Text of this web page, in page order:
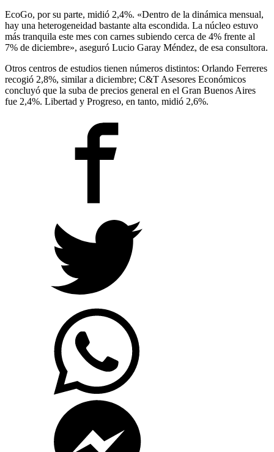
EcoGo, por su parte, midió 2,4%. «Dentro de la dinámica mensual,
hay una heterogeneidad bastante alta escondida. La núcleo estuvo
más tranquila este mes con carnes subiendo cerca de 4% frente al
7% de diciembre», aseguró Lucio Garay Méndez, de esa consultora.
Otros centros de estudios tienen números distintos: Orlando Ferreres
recogió 2,8%, similar a diciembre; C&T Asesores Económicos
concluyó que la suba de precios general en el Gran Buenos Aires
fue 2,4%. Libertad y Progreso, en tanto, midió 2,6%.